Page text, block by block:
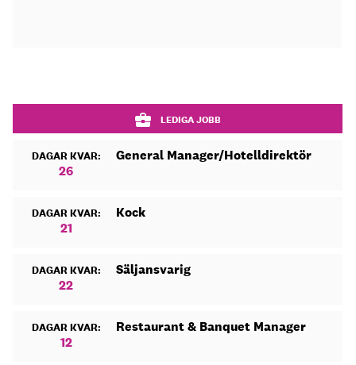
LEDIGA JOBB
DAGAR KVAR:
26
General Manager/Hotelldirektör
DAGAR KVAR:
21
Kock
DAGAR KVAR:
22
Säljansvarig
DAGAR KVAR:
12
Restaurant & Banquet Manager